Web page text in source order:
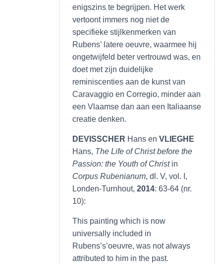
enigszins te begrijpen. Het werk
vertoont immers nog niet de
specifieke stijlkenmerken van
Rubens’ latere oeuvre, waarmee hij
ongetwijfeld beter vertrouwd was, en
doet met zijn duidelijke
reminiscenties aan de kunst van
Caravaggio en Corregio, minder aan
een Vlaamse dan aan een Italiaanse
creatie denken.
DEVISSCHER Hans en VLIEGHE
Hans, The Life of Christ before the
Passion: the Youth of Christin
Corpus Rubenianum, dl. V, vol. I,
Londen-Turnhout, 2014: 63-64 (nr.
10):
This painting which is now
universally included in
Rubens’s’oeuvre, was not always
attributed to him in the past.